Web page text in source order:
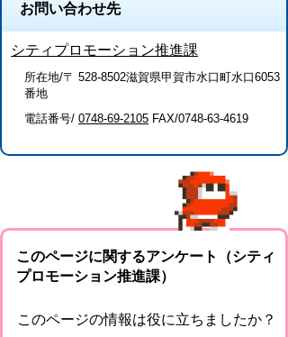
お問い合わせ先
シティプロモーション推進課
所在地/〒 528-8502滋賀県甲賀市水口町水口6053
番地
電話番号/ 0748-69-2105 FAX/0748-63-4619
このページに関するアンケート（シティ
プロモーション推進課）
このページの情報は役に立ちましたか？